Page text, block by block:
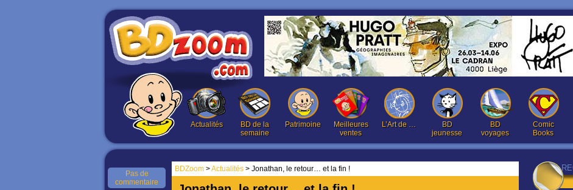
Actualités
BD de la
semaine
Patrimoine
Meilleures
ventes
L’Art de …
BD
jeunesse
BD
voyages
Comic
Books
BDZoom >Actualités > Jonathan, le retour… et la fin !
Pas de
commentaire